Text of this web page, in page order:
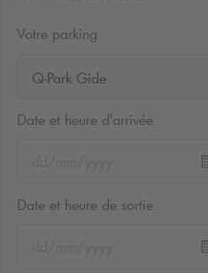
Votre parking
Q-Park Gide
Date et heure d'arrivée
Date et heure de sortie